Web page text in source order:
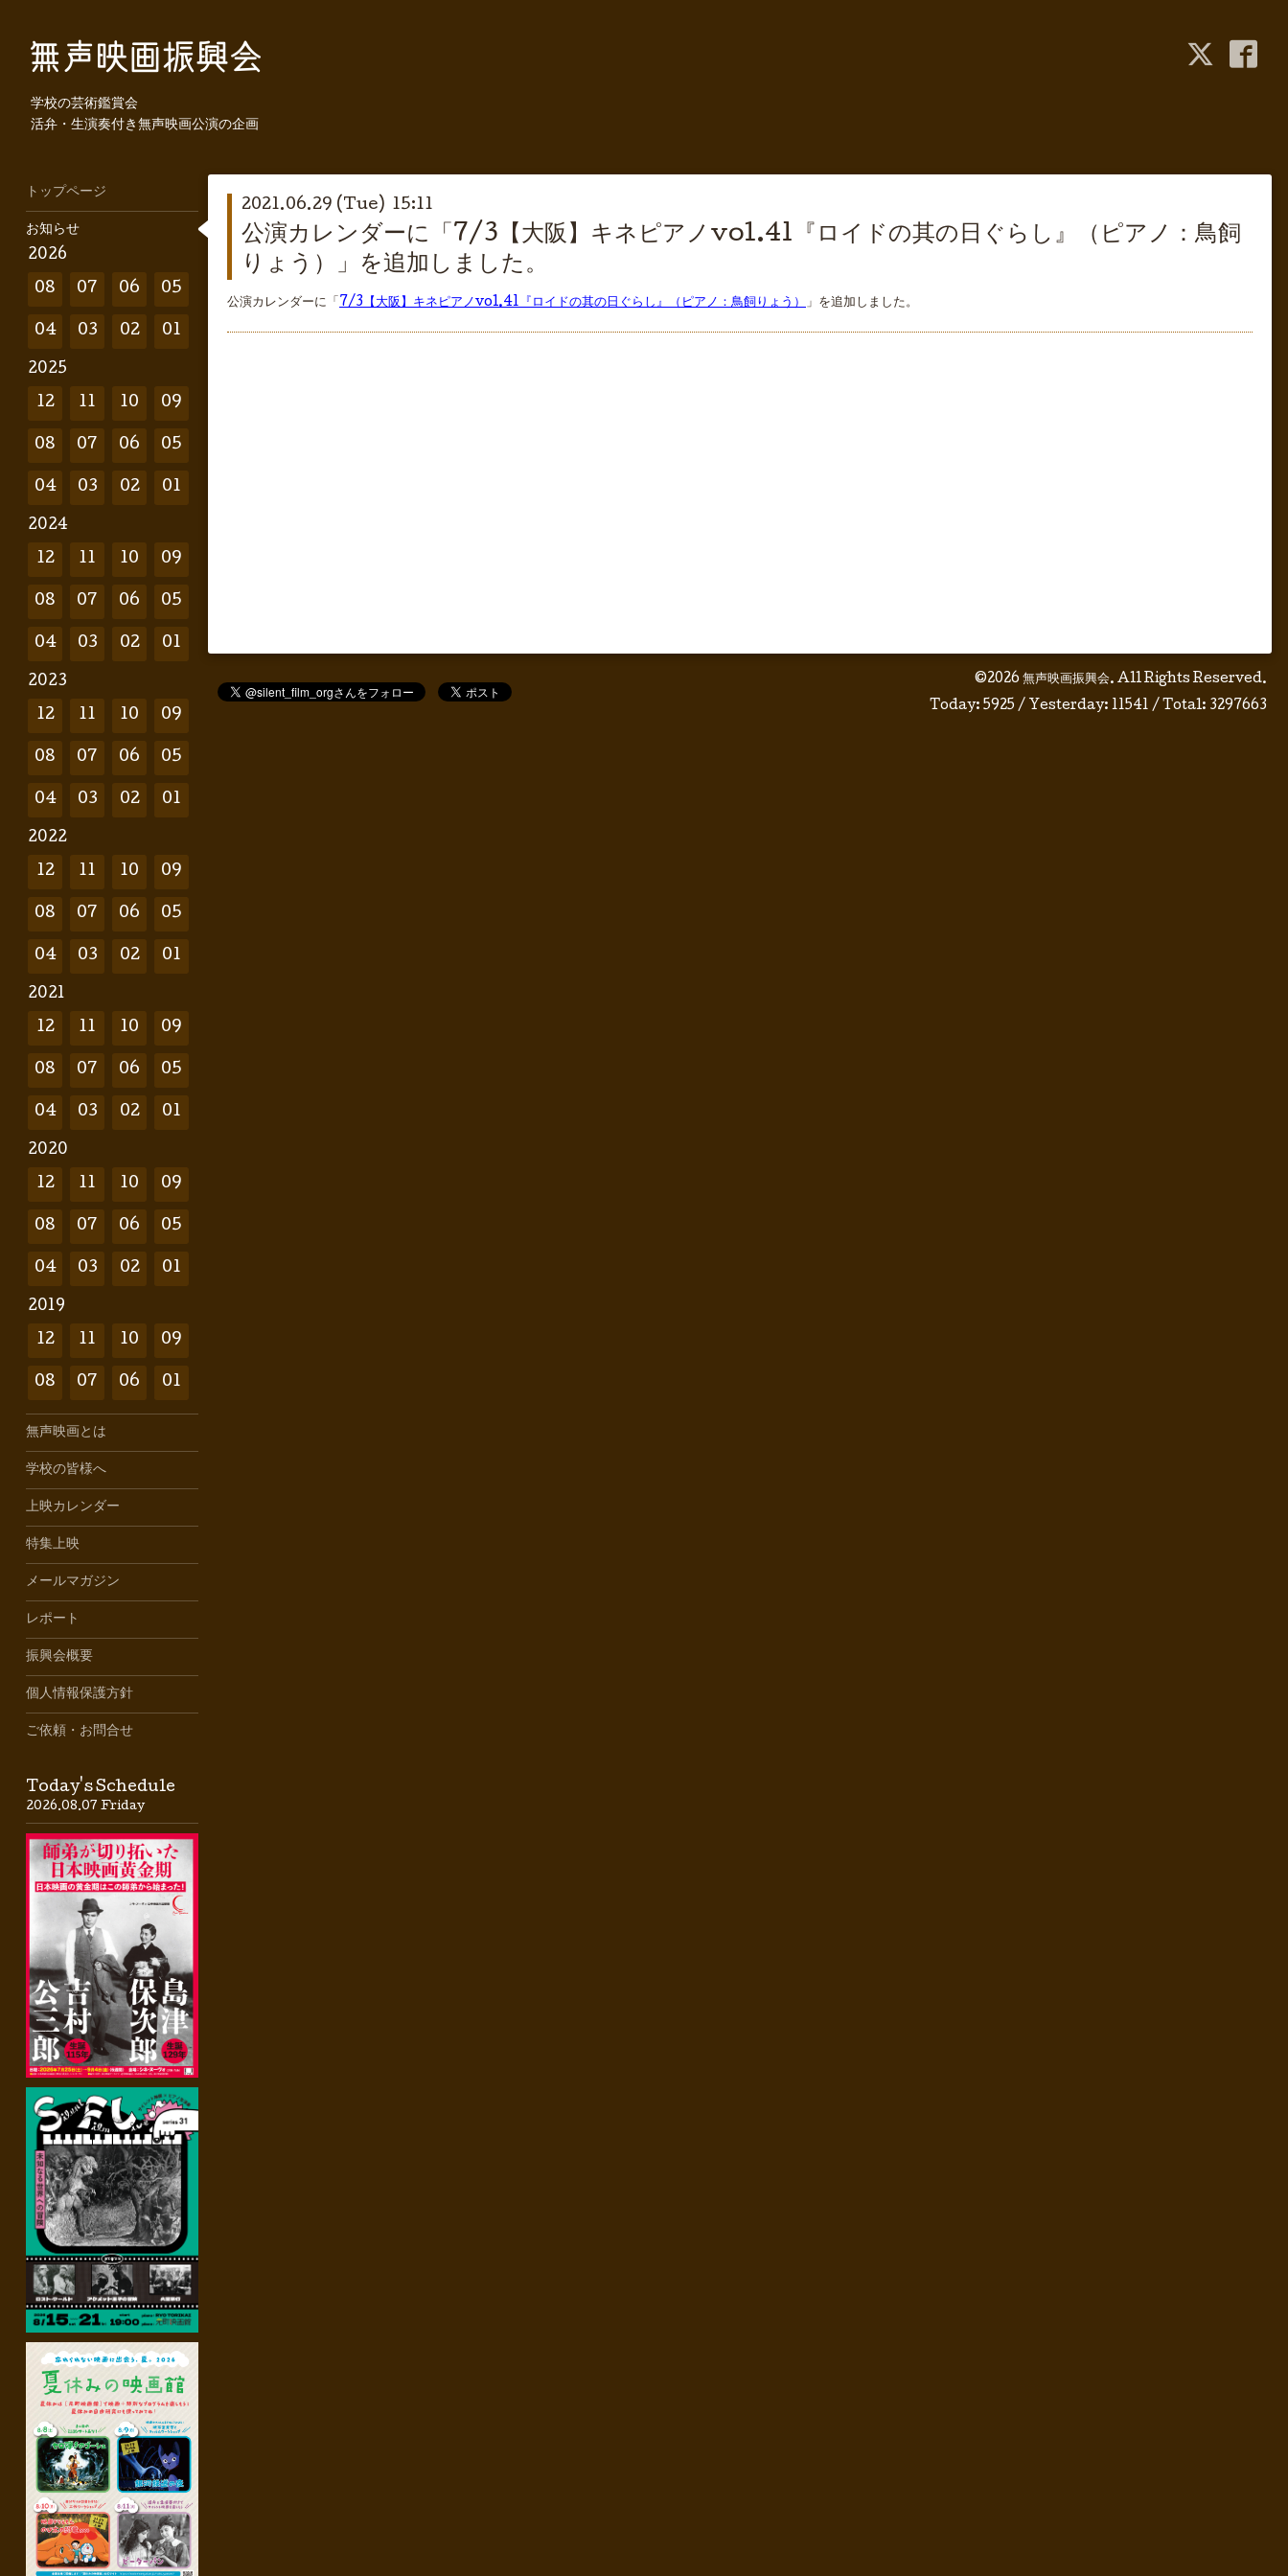
学校の芸術鑑賞会
活弁・生演奏付き無声映画公演の企画
2021.06.29 (Tue) 15:11
公演カレンダーに「7/3【大阪】キネピアノvol.41『ロイドの其の日ぐらし』（ピアノ：鳥飼
りょう）」を追加しました。
公演カレンダーに「 7/3【大阪】キネピアノvol.41『ロイドの其の日ぐらし』（ピアノ：鳥飼りょう） 」を追加しました。
©2026 無声映画振興会. All Rights Reserved.
Today: 5925 / Yesterday: 11541 / Total: 3297663
トップページ
お知らせ
2026
08 07 06 05
04 03 02 01
2025
12 11 10 09
08 07 06 05
04 03 02 01
2024
12 11 10 09
08 07 06 05
04 03 02 01
2023
12 11 10 09
08 07 06 05
04 03 02 01
2022
12 11 10 09
08 07 06 05
04 03 02 01
2021
12 11 10 09
08 07 06 05
04 03 02 01
2020
12 11 10 09
08 07 06 05
04 03 02 01
2019
12 11 10 09
08 07 06 01
無声映画とは
学校の皆様へ
上映カレンダー
特集上映
メールマガジン
レポート
振興会概要
個人情報保護方針
ご依頼・お問合せ
Today's Schedule
2026.08.07 Friday